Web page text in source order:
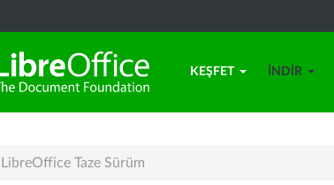
KEŞFET İNDIR
LibreOffice Taze Sürüm